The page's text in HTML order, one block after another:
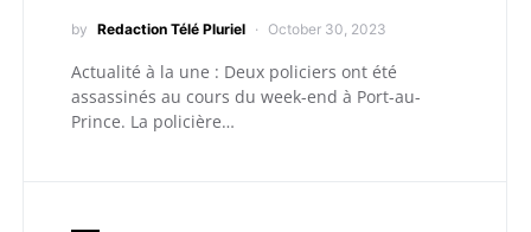
by Redaction Télé Pluriel October 30, 2023
Actualité à la une : Deux policiers ont été
assassinés au cours du week-end à Port-au-
Prince. La policière…